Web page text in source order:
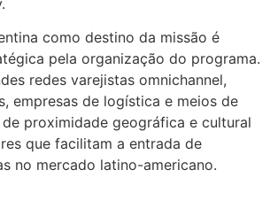
como destino da missão é
pela organização do programa.
redes varejistas omnichannel,
empresas de logística e meios de
proximidade geográfica e cultural
que facilitam a entrada de
no mercado latino-americano.